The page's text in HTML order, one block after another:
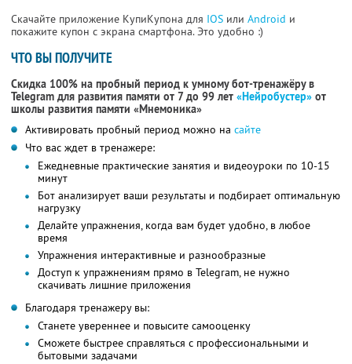
Скачайте приложение КупиКупона для IOS или Android и
покажите купон с экрана смартфона. Это удобно :)
ЧТО ВЫ ПОЛУЧИТЕ
Скидка 100% на пробный период к умному бот-тренажёру в
Telegram для развития памяти от 7 до 99 лет «Нейробустер» от
школы развития памяти «Мнемоника»
Активировать пробный период можно на сайте
Что вас ждет в тренажере:
Ежедневные практические занятия и видеоуроки по 10-15
минут
Бот анализирует ваши результаты и подбирает оптимальную
нагрузку
Делайте упражнения, когда вам будет удобно, в любое
время
Упражнения интерактивные и разнообразные
Доступ к упражнениям прямо в Telegram, не нужно
скачивать лишние приложения
Благодаря тренажеру вы:
Станете увереннее и повысите самооценку
Сможете быстрее справляться с профессиональными и
бытовыми задачами